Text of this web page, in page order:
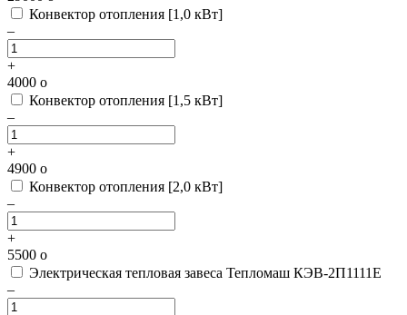
Конвектор отопления [1,0 кВт]
–
+
4000 o
Конвектор отопления [1,5 кВт]
–
+
4900 o
Конвектор отопления [2,0 кВт]
–
+
5500 o
Электрическая тепловая завеса Тепломаш КЭВ-2П1111Е
–